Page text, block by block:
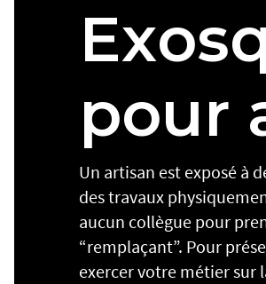
pour
Un artisan est exposé à
des travaux
aucun collègue pour
“remplaçant”. Pour
exercer votre métier sur